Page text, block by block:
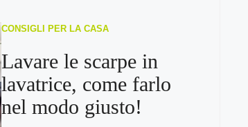
CONSIGLI PER LA CASA
Lavare le scarpe in
lavatrice, come farlo
nel modo giusto!